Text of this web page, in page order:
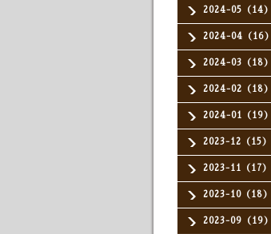
2024-05（14）
2024-04（16）
2024-03（18）
2024-02（18）
2024-01（19）
2023-12（15）
2023-11（17）
2023-10（18）
2023-09（19）